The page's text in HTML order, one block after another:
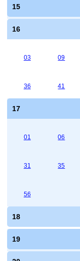
15
16
03 09
36 41
17
01 06
31 35
56
18
19